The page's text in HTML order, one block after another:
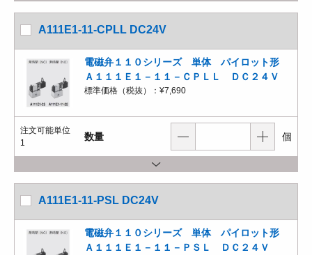
A111E1-11-CPLL DC24V
電磁弁１１０シリーズ 単体 パイロット形
Ａ１１１Ｅ１－１１－ＣＰＬＬ ＤＣ２４Ｖ
標準価格（税抜）： ¥7,690
注文可能単位
1
数量 個
A111E1-11-PSL DC24V
電磁弁１１０シリーズ 単体 パイロット形
Ａ１１１Ｅ１－１１－ＰＳＬ ＤＣ２４Ｖ